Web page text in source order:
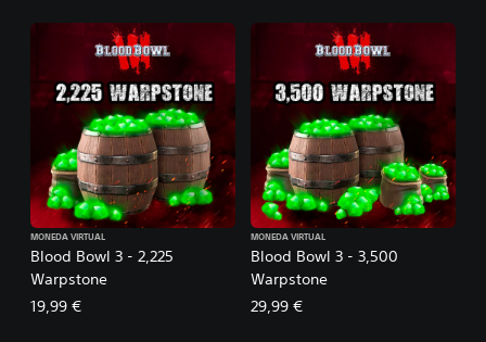
Blood Bowl 3 - 2,225
Warpstone
MONEDA VIRTUAL
19,99 €
Blood Bowl 3 - 3,500
Warpstone
MONEDA VIRTUAL
29,99 €